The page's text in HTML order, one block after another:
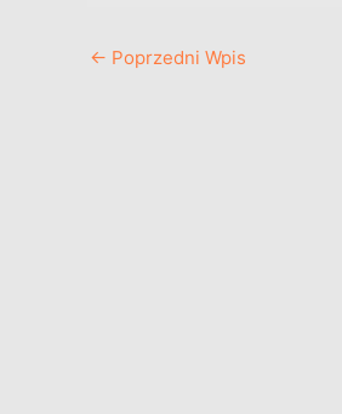
← Poprzedni Wpis